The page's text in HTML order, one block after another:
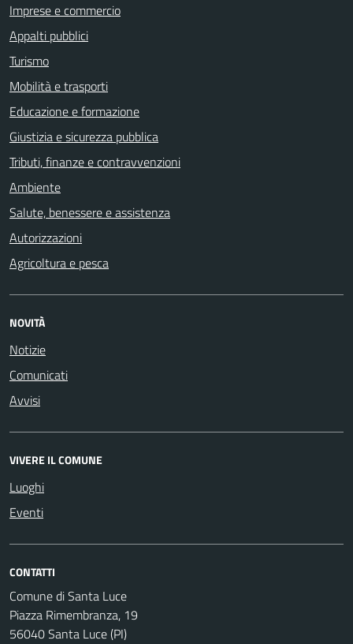
Imprese e commercio
Appalti pubblici
Turismo
Mobilità e trasporti
Educazione e formazione
Giustizia e sicurezza pubblica
Tributi, finanze e contravvenzioni
Ambiente
Salute, benessere e assistenza
Autorizzazioni
Agricoltura e pesca
NOVITÀ
Notizie
Comunicati
Avvisi
VIVERE IL COMUNE
Luoghi
Eventi
CONTATTI
Comune di Santa Luce
Piazza Rimembranza, 19
56040 Santa Luce (PI)